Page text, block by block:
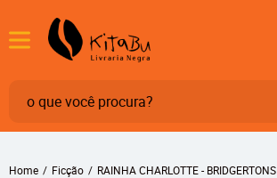
Home Ficção RAINHA CHARLOTTE - BRIDGERTONS